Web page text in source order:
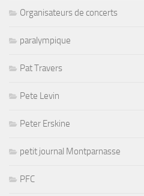
Organisateurs de concerts
paralympique
Pat Travers
Pete Levin
Peter Erskine
petit journal Montparnasse
PFC